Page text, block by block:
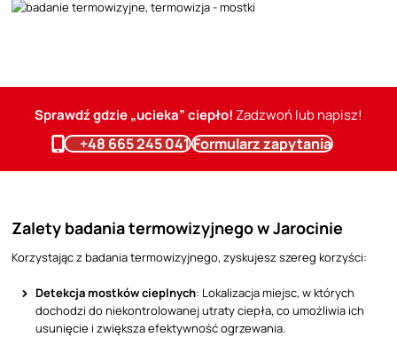
Sprawdź gdzie „ucieka” ciepło!Zadzwoń lub napisz!
+48 665 245 041Formularz zapytania
Zalety badania termowizyjnego w Jarocinie
Korzystając z badania termowizyjnego, zyskujesz szereg korzyści:
Detekcja mostków cieplnych: Lokalizacja miejsc, w których
dochodzi do niekontrolowanej utraty ciepła, co umożliwia ich
usunięcie i zwiększa efektywność ogrzewania.